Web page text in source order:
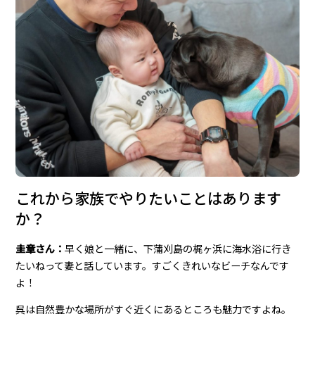
これから家族でやりたいことはあります
か？
圭章さん：早く娘と一緒に、下蒲刈島の梶ヶ浜に海水浴に行き
たいねって妻と話しています。すごくきれいなビーチなんです
よ！
呉は自然豊かな場所がすぐ近くにあるところも魅力ですよね。